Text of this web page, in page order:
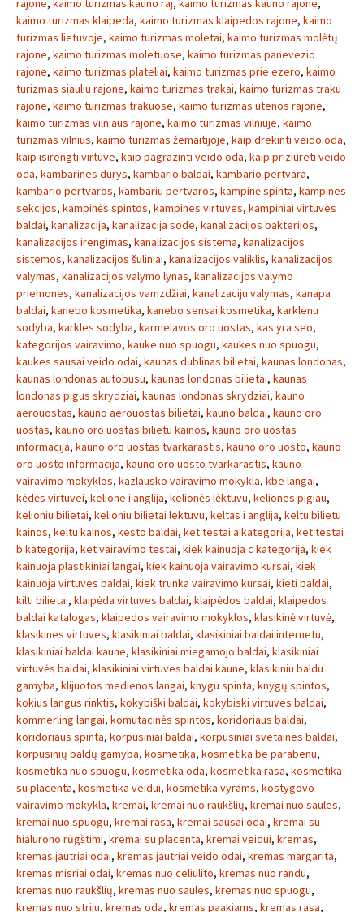
rajone, kaimo turizmas kauno raj, kaimo turizmas kauno rajone,
kaimo turizmas klaipeda, kaimo turizmas klaipedos rajone, kaimo
turizmas lietuvoje, kaimo turizmas moletai, kaimo turizmas molėtų
rajone, kaimo turizmas moletuose, kaimo turizmas panevezio
rajone, kaimo turizmas plateliai, kaimo turizmas prie ezero, kaimo
turizmas siauliu rajone, kaimo turizmas trakai, kaimo turizmas traku
rajone, kaimo turizmas trakuose, kaimo turizmas utenos rajone,
kaimo turizmas vilniaus rajone, kaimo turizmas vilniuje, kaimo
turizmas vilnius, kaimo turizmas žemaitijoje, kaip drekinti veido oda,
kaip isirengti virtuve, kaip pagrazinti veido oda, kaip priziureti veido
oda, kambarines durys, kambario baldai, kambario pertvara,
kambario pertvaros, kambariu pertvaros, kampinė spinta, kampines
sekcijos, kampinės spintos, kampines virtuves, kampiniai virtuves
baldai, kanalizacija, kanalizacija sode, kanalizacijos bakterijos,
kanalizacijos irengimas, kanalizacijos sistema, kanalizacijos
sistemos, kanalizacijos šuliniai, kanalizacijos valiklis, kanalizacijos
valymas, kanalizacijos valymo lynas, kanalizacijos valymo
priemones, kanalizacijos vamzdžiai, kanalizaciju valymas, kanapa
baldai, kanebo kosmetika, kanebo sensai kosmetika, karklenu
sodyba, karkles sodyba, karmelavos oro uostas, kas yra seo,
kategorijos vairavimo, kauke nuo spuogu, kaukes nuo spuogu,
kaukes sausai veido odai, kaunas dublinas bilietai, kaunas londonas,
kaunas londonas autobusu, kaunas londonas bilietai, kaunas
londonas pigus skrydziai, kaunas londonas skrydziai, kauno
aerouostas, kauno aerouostas bilietai, kauno baldai, kauno oro
uostas, kauno oro uostas bilietu kainos, kauno oro uostas
informacija, kauno oro uostas tvarkarastis, kauno oro uosto, kauno
oro uosto informacija, kauno oro uosto tvarkarastis, kauno
vairavimo mokyklos, kazlausko vairavimo mokykla, kbe langai,
kėdės virtuvei, kelione i anglija, kelionės lėktuvu, keliones pigiau,
kelioniu bilietai, kelioniu bilietai lektuvu, keltas i anglija, keltu bilietu
kainos, keltu kainos, kesto baldai, ket testai a kategorija, ket testai
b kategorija, ket vairavimo testai, kiek kainuoja c kategorija, kiek
kainuoja plastikiniai langai, kiek kainuoja vairavimo kursai, kiek
kainuoja virtuves baldai, kiek trunka vairavimo kursai, kieti baldai,
kilti bilietai, klaipėda virtuves baldai, klaipėdos baldai, klaipedos
baldai katalogas, klaipedos vairavimo mokyklos, klasikinė virtuvė,
klasikines virtuves, klasikiniai baldai, klasikiniai baldai internetu,
klasikiniai baldai kaune, klasikiniai miegamojo baldai, klasikiniai
virtuvės baldai, klasikiniai virtuves baldai kaune, klasikiniu baldu
gamyba, klijuotos medienos langai, knygu spinta, knygų spintos,
kokius langus rinktis, kokybiški baldai, kokybiski virtuves baldai,
kommerling langai, komutacinės spintos, koridoriaus baldai,
koridoriaus spinta, korpusiniai baldai, korpusiniai svetaines baldai,
korpusinių baldų gamyba, kosmetika, kosmetika be parabenu,
kosmetika nuo spuogu, kosmetika oda, kosmetika rasa, kosmetika
su placenta, kosmetika veidui, kosmetika vyrams, kostygovo
vairavimo mokykla, kremai, kremai nuo raukšlių, kremai nuo saules,
kremai nuo spuogu, kremai rasa, kremai sausai odai, kremai su
hialurono rūgštimi, kremai su placenta, kremai veidui, kremas,
kremas jautriai odai, kremas jautriai veido odai, kremas margarita,
kremas misriai odai, kremas nuo celiulito, kremas nuo randu,
kremas nuo raukšlių, kremas nuo saules, kremas nuo spuogu,
kremas nuo striju, kremas oda, kremas paakiams, kremas rasa,